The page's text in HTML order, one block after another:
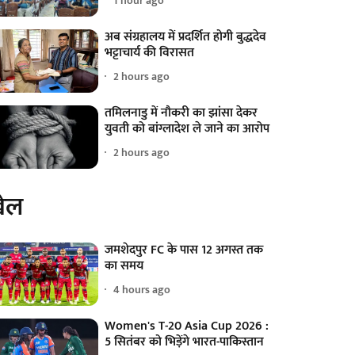
अब संग्रहालय में प्रदर्शित होगी बुद्धदेव
भट्टाचार्य की विरासत
2 hours ago
तमिलनाडु में नौकरी का झांसा देकर
युवती को बांग्लादेश ले जाने का आरोप
2 hours ago
जमशेदपुर FC के पास 12 अगस्त तक
का समय
4 hours ago
Women's T-20 Asia Cup 2026 :
5 सितंबर को भिड़ेंगे भारत-पाकिस्तान